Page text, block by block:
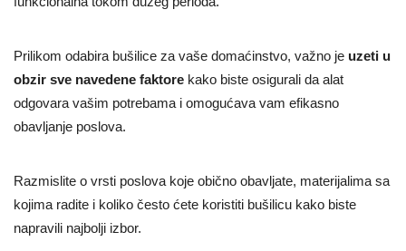
Prilikom odabira bušilice za vaše domaćinstvo, važno je uzeti u
obzir sve navedene faktore kako biste osigurali da alat
odgovara vašim potrebama i omogućava vam efikasno
obavljanje poslova.
Razmislite o vrsti poslova koje obično obavljate, materijalima sa
kojima radite i koliko često ćete koristiti bušilicu kako biste
napravili najbolji izbor.